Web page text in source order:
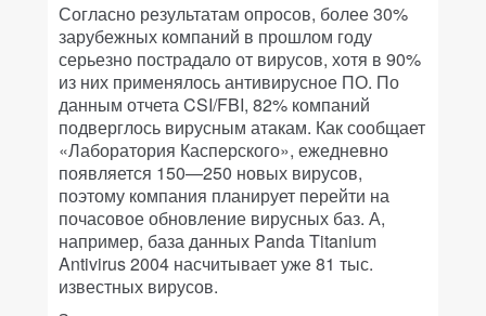
Согласно результатам опросов, более 30%
зарубежных компаний в прошлом году
серьезно пострадало от вирусов, хотя в 90%
из них применялось антивирусное ПО. По
данным отчета CSI/FBI, 82% компаний
подверглось вирусным атакам. Как сообщает
«Лаборатория Касперского», ежедневно
появляется 150—250 новых вирусов,
поэтому компания планирует перейти на
почасовое обновление вирусных баз. А,
например, база данных Panda Titanium
Antivirus 2004 насчитывает уже 81 тыс.
известных вирусов.